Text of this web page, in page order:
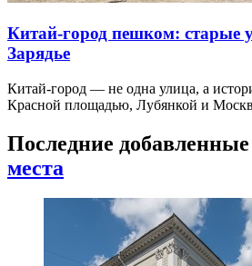
Китай-город пешком:
Зарядье
Китай-город — не одна улица, а
Красной площадью, Лубянкой и
Последние добавленные
места